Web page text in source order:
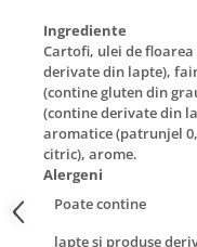
Ingrediente
Cartofi, ulei de
derivate din lapte),
(contine gluten din
(contine derivate din
aromatice (patrunjel
citric), arome.
Alergeni
Poate contine
lapte şi produse